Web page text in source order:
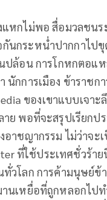
หกไม่พอ สื่อมวลชนร
นกระหน่ำปากกาไปขุ
ปล้อน การโกหกตอแห
นักการเมือง ข้าราชก
ของเขาแบบเจา
ย พอที่จะสรุปเรียกป
อาชญากรรม ไม่ว่าจะ
ที่ใช้ประเทศชั่วร้า
วโลก การค้ามนุษย์ข้
นเหยื่อที่ถูกหลอกไปท